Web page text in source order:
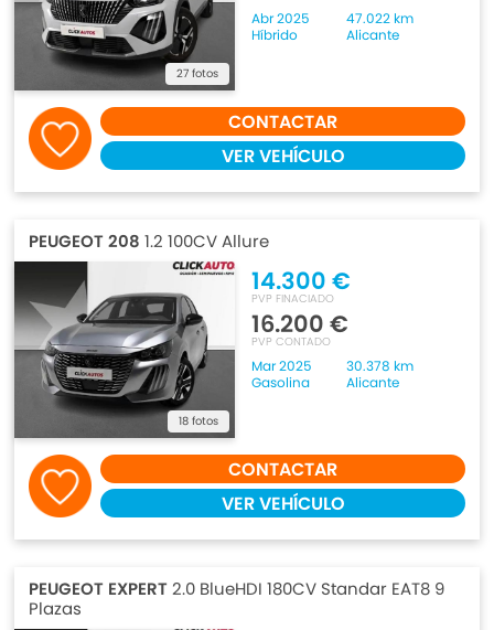
27 fotos
Abr 2025
47.022 km
Híbrido
Alicante
CONTACTAR
VER VEHÍCULO
PEUGEOT 208 1.2 100CV Allure
18 fotos
14.300 €
PVP FINACIADO
16.200 €
PVP CONTADO
Mar 2025
30.378 km
Gasolina
Alicante
CONTACTAR
VER VEHÍCULO
PEUGEOT EXPERT2.0 BlueHDI 180CV Standar EAT8 9
Plazas